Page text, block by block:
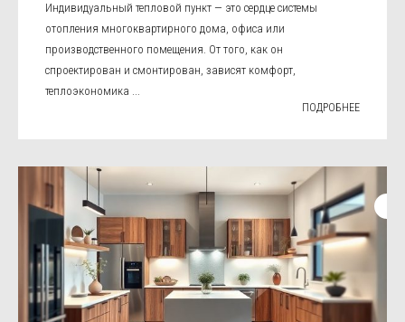
Индивидуальный тепловой пункт — это сердце системы
отопления многоквартирного дома, офиса или
производственного помещения. От того, как он
спроектирован и смонтирован, зависят комфорт,
теплоэкономика ...
ПОДРОБНЕЕ